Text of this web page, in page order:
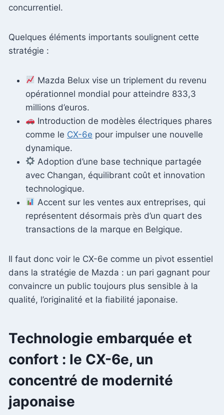
concurrentiel.
Quelques éléments importants soulignent cette
stratégie :
Mazda Belux vise un triplement du revenu
opérationnel mondial pour atteindre 833,3
millions d’euros.
Introduction de modèles électriques phares
comme le CX-6e pour impulser une nouvelle
dynamique.
Adoption d’une base technique partagée
avec Changan, équilibrant coût et innovation
technologique.
Accent sur les ventes aux entreprises, qui
représentent désormais près d’un quart des
transactions de la marque en Belgique.
Il faut donc voir le CX-6e comme un pivot essentiel
dans la stratégie de Mazda : un pari gagnant pour
convaincre un public toujours plus sensible à la
qualité, l’originalité et la fiabilité japonaise.
Technologie embarquée et
confort : le CX-6e, un
concentré de modernité
japonaise